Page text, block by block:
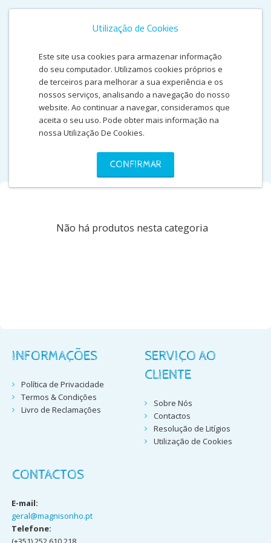
Utilização de Cookies
Este site usa cookies para armazenar informação
do seu computador. Utilizamos cookies próprios e
de terceiros para melhorar a sua experiência e os
nossos serviços, analisando a navegação do nosso
website. Ao continuar a navegar, consideramos que
aceita o seu uso. Pode obter mais informação na
nossa Utilização De Cookies.
CONFIRMAR
PILHIAS
Não há produtos nesta categoria
INFORMAÇÕES
Política de Privacidade
Termos & Condições
Livro de Reclamações
SERVIÇO AO
CLIENTE
Sobre Nós
Contactos
Resolução de Litígios
Utilização de Cookies
CONTACTOS
E-mail:
geral@magnisonho.pt
Telefone: